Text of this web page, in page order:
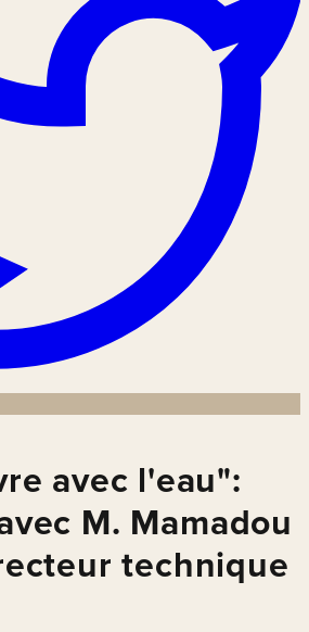
avec l'eau":
M. Mamadou
technique